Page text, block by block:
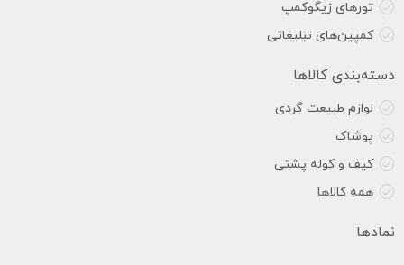
تورهای زیگوکمپ
کمپین‌های تبلیغاتی
دسته‌بندی کالاها
لوازم طبیعت گردی
پوشاک
کیف و کوله پشتی
همه کالاها
نمادها